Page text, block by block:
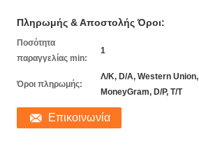
Πληρωμής & Αποστολής Όροι:
Ποσότητα
παραγγελίας min:
1
Όροι πληρωμής:
Λ/Κ, D/A, Western Union,
MoneyGram, D/P, T/T
Επικοινωνία